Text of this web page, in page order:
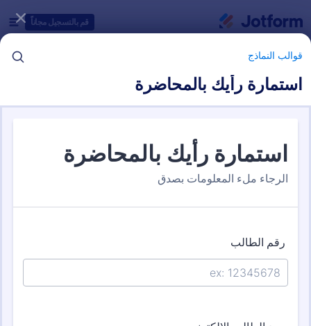
قم بالتسجيل مجاناً
قوالب النماذج
استمارة رأيك بالمحاضرة
قوالب النماذج
نماذج الملاحظات
فئات قوالب النماذج